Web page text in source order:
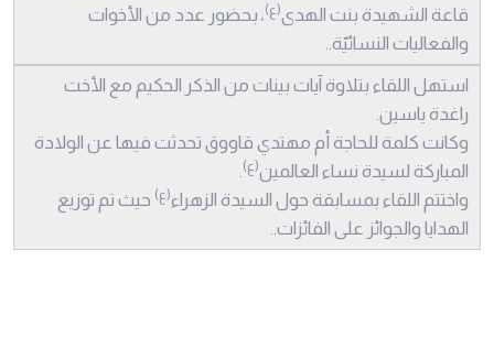
قاعة الشهيدة بنت الهدى(ع)، بحضور عدد من الأخوات
والفعاليات النسائيّة..
استهل اللقاء بتلاوة آيات بينات من الذكر الحكيم مع الأخت
راغدة ياسين.
وكانت كلمة للحاجة أم مهتدي قاووق تحدثت فيها عن الولادة
المباركة لسيدة نساء العالمين(ع).
واختتم اللقاء بمسابقة حول السيدة الزهراء(ع) حيث تم توزيع
الهدايا والجوائز على الفائزات..